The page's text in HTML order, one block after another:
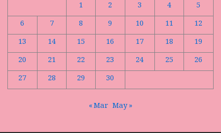
1
2 3 4
5
6
7 8 9 10 11
12
13
14 15 16 17 18
19
20
21 22 23 24 25
26
27
28 29 30
« Mar May »